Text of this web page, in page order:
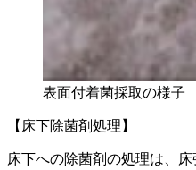
表面付着菌採取の様子
【床下除菌剤処理】
床下への除菌剤の処理は、